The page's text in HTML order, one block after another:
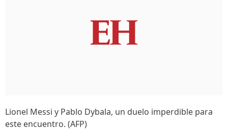
Lionel Messi y Pablo Dybala, un duelo imperdible para
este encuentro. (AFP)